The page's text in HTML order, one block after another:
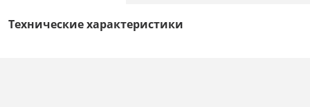
Технические характеристики